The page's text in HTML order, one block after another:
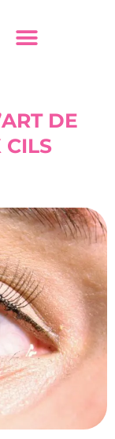
DE
CILS